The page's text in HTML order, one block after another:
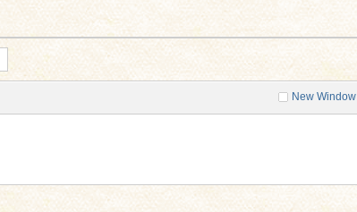
New Window